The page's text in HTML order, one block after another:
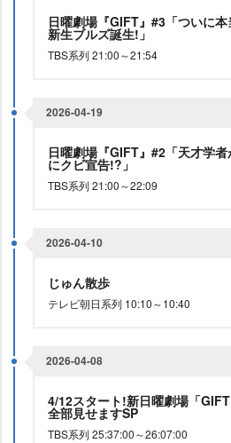
日曜劇場『GIFT』#3「ついに
新生ブルズ誕生!」
TBS系列 21:00～21:54
2026-04-19
日曜劇場『GIFT』#2「天才学
にクビ宣告!?」
TBS系列 21:00～22:09
2026-04-10
じゅん散歩
テレビ朝日系列 10:10～10:40
2026-04-08
4/12スタート!新日曜劇場「
全部見せますSP
TBS系列 25:37:00～26:07:00